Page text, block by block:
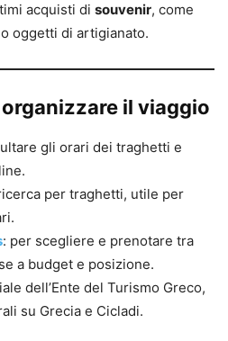
acquisti di souvenir, come
oggetti di artigianato.
il viaggio
gli orari dei traghetti e
per traghetti, utile per
: per scegliere e prenotare tra
a budget e posizione.
dell’Ente del Turismo Greco,
su Grecia e Cicladi.